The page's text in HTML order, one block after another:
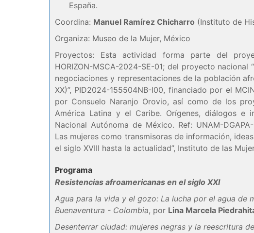
España.
Coordina: Manuel Ramírez Chicharro (Instituto de
Organiza: Museo de la Mujer, México
Proyectos: Esta actividad forma parte del
HORIZON-MSCA-2024-SE-01; del proyecto
negociaciones y representaciones de la población
XX)”, PID2024-155504NB-I00, financiado por el
por Consuelo Naranjo Orovio, así como de los
América Latina y el Caribe. Orígenes, diálogos e
Nacional Autónoma de México. Ref: UNAM-
Las mujeres como transmisoras de información,
el siglo XVIII hasta la actualidad”, Instituto de las
Programa
Resistencias afroamericanas en el siglo XXI
Agua para la vida y el gozo: La lucha por el agua de
Buenaventura - Colombia, por Lina Marcela
Desenterrar ciudad: mujeres negras y la reescritura